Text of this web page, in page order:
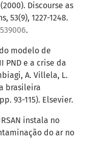
(2000). Discourse as
53(9), 1227-1248.
.
modelo de
PND e a crise da
A. Villela, L.
brasileira
93-115). Elsevier.
instala no
do ar no